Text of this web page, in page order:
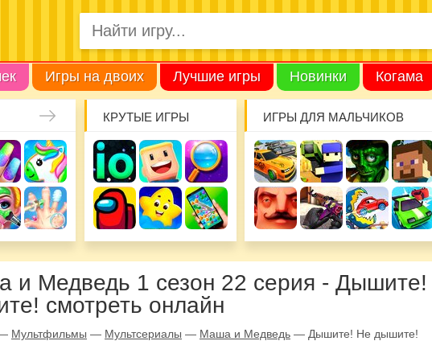
Игры на двоих Лучшие игры Новинки Когама
КРУТЫЕ ИГРЫ ИГРЫ ДЛЯ МАЛЬЧИКОВ
и Медведь 1 сезон 22 серия -
смотреть онлайн
Мультфильмы — Мультсериалы — Маша и Медведь — Дышите! Не дышите!